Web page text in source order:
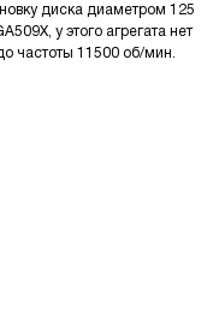
диска диаметром 125
у этого агрегата нет
частоты 11500 об/мин.